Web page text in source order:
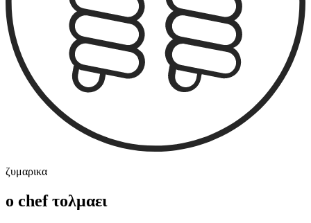
ζυμαρικα
ο chef τολμαει